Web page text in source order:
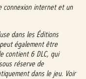
connexion internet et un
dans les Éditions
également être
contient 6 DLC, qui
réserve de
dans le jeu. Voir